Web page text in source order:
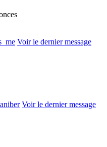
Voir le dernier message
Voir le dernier message